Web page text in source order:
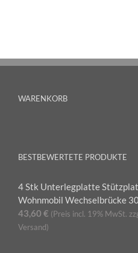
WARENKORB
BESTBEWERTETE PRODUKTE
4 Stk Unterlegplatte
Wohnmobil Wechselbrücke
43,60 € (Preis incl. 19% MwSt.
Versand)